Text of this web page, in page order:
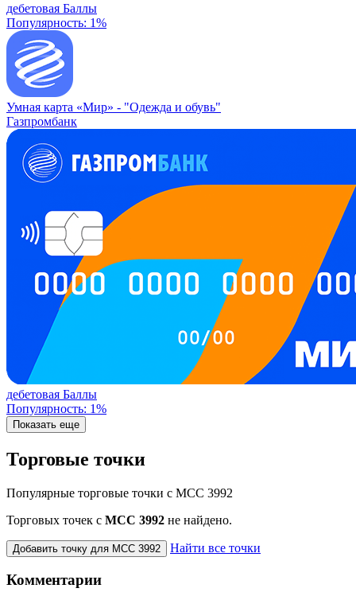
дебетовая Баллы
Популярность: 1%
Умная карта «Мир» - "Одежда и обувь"
Газпромбанк
дебетовая Баллы
Популярность: 1%
Показать еще
Торговые точки
Популярные торговые точки с MCC 3992
Торговых точек с МСС 3992 не найдено.
Добавить точку для MCC 3992 Найти все точки
Комментарии